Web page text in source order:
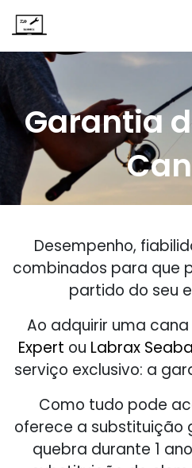
Garantia
Desempenho,
combinados para que
partido do seu
Ao adquirir uma cana
Expert ou Labrax
serviço exclusivo: a
Como tudo pode
oferece a substituição
quebra durante 1